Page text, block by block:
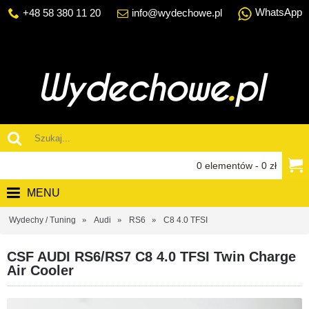
+48 58 380 11 20 info@wydechowe.pl WhatsApp
0 elementów - 0 zł
MENU
Wydechy / Tuning Audi RS6 C8 4.0 TFSI
CSF AUDI RS6/RS7 C8 4.0 TFSI Twin Charge
Air Cooler